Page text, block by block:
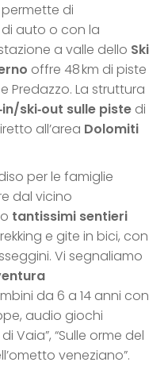
di
auto o con la
a valle dello Ski
offre 48 km di piste
Predazzo. La struttura
ski‑out sulle piste di
all’area Dolomiti
per le famiglie
dal vicino
tantissimi sentieri
e gite in bici, con
Vi segnaliamo
da 6 a 14 anni con
audio giochi
Vaia”, “Sulle orme del
veneziano”.